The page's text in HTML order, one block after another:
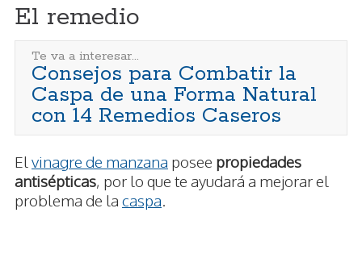
El remedio
Te va a interesar...
Consejos para Combatir la
Caspa de una Forma Natural
con 14 Remedios Caseros
El vinagre de manzana posee propiedades
antisépticas, por lo que te ayudará a mejorar el
problema de la caspa